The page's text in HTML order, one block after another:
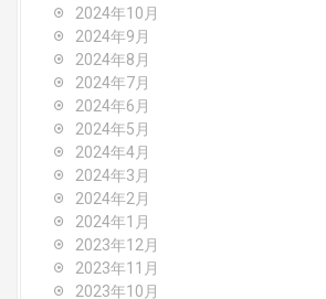
2024年10月
2024年9月
2024年8月
2024年7月
2024年6月
2024年5月
2024年4月
2024年3月
2024年2月
2024年1月
2023年12月
2023年11月
2023年10月